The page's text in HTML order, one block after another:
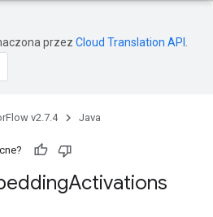
przez Cloud Translation API
v2.7.4 Java
Activations